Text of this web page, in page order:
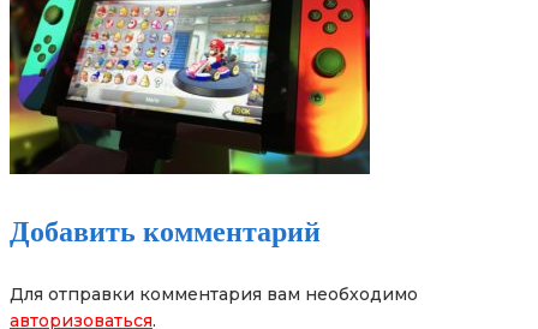
Добавить комментарий
Для отправки комментария вам необходимо
авторизоваться.